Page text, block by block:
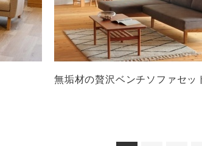
無垢材の贅沢ベンチソファセッ